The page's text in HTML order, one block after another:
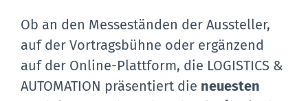
Ob an den Messeständen der Aussteller,
auf der Vortragsbühne oder ergänzend
auf der Online-Plattform, die LOGISTICS &
AUTOMATION präsentiert die neuesten